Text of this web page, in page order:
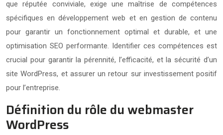
que réputée conviviale, exige une maîtrise de compétences
spécifiques en développement web et en gestion de contenu
pour garantir un fonctionnement optimal et durable, et une
optimisation SEO performante. Identifier ces compétences est
crucial pour garantir la pérennité, l’efficacité, et la sécurité d’un
site WordPress, et assurer un retour sur investissement positif
pour l’entreprise.
Définition du rôle du webmaster
WordPress